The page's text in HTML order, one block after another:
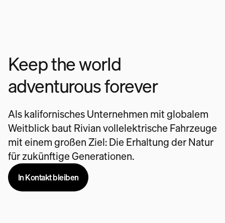
Keep the world
adventurous forever
Als kalifornisches Unternehmen mit globalem
Weitblick baut Rivian vollelektrische Fahrzeuge
mit einem großen Ziel: Die Erhaltung der Natur
für zukünftige Generationen.
In Kontakt bleiben